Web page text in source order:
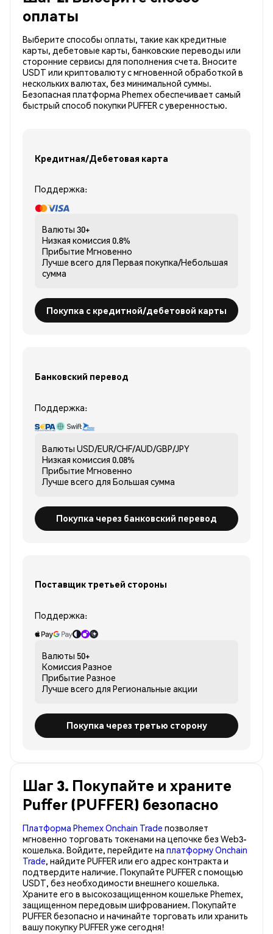
оплаты
Выберите способы оплаты, такие как кредитные
карты, дебетовые карты, банковские переводы или
сторонние сервисы для пополнения счета. Вносите
USDT или криптовалюту с мгновенной обработкой в
нескольких валютах, без минимальной суммы.
Безопасная платформа Phemex обеспечивает самый
быстрый способ покупки PUFFER с уверенностью.
Кредитная/Дебетовая карта
Поддержка:
Валюты 30+
Низкая комиссия 0.8%
Прибытие Мгновенно
Лучше всего для Первая покупка/Небольшая
сумма
Покупка с кредитной/дебетовой карты
Банковский перевод
Поддержка:
Валюты USD/EUR/CHF/AUD/GBP/JPY
Низкая комиссия 0.08%
Прибытие Мгновенно
Лучше всего для Большая сумма
Покупка через банковский перевод
Поставщик третьей стороны
Поддержка:
Валюты 50+
Комиссия Разное
Прибытие Разное
Лучше всего для Региональные акции
Покупка через третью сторону
Шаг 3. Покупайте и храните
Puffer (PUFFER) безопасно
Платформа Phemex Onchain Trade позволяет
мгновенно торговать токенами на цепочке без Web3-
кошелька. Войдите, перейдите на платформу Onchain
Trade, найдите PUFFER или его адрес контракта и
подтвердите наличие. Покупайте PUFFER с помощью
USDT, без необходимости внешнего кошелька.
Храните его в высокозащищенном кошельке Phemex,
защищенном передовым шифрованием. Покупайте
PUFFER безопасно и начинайте торговать или хранить
вашу покупку PUFFER уже сегодня!